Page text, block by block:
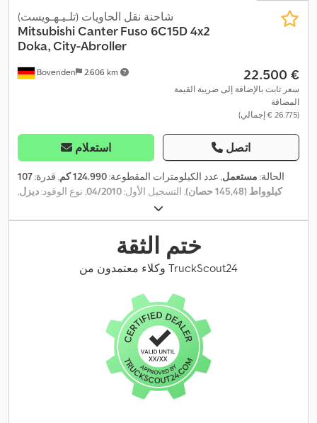
Bovenden 2.606 km
شاحنة نقل الحاويات (تلـيـهـويست)
MitsubishiCanter Fuso 6C15D 4x2
Doka, City-Abroller
‏22.500 €
سعر ثابت بالإضافة إلى ضريبة القيمة
المضافة
(‏26.775 € إجمالي)
استعلام اتصل
الحالة: مستعمل, عدد الكيلومترات المقطوعة:124.990 كم , قدرة:107
كيلوواط (145,48 حصان)
, التسجيل الأول:04/2010, نوع الوقود:ديزل,
, الوزن الأقصى للحمولة:
الإجمالي:6.500 كجم , مقاس الإطار: 215/75R16C , تكوين المحور:4x2,
, نوع التروس:
, عدد المقاعد: , معدات:توجيه معزز بالطاقة, سخان
التدفئة أثناء التوقف, ضوضاء منخفضة, كابينة, مصابيح أمامية إضافية,
ختم الثقة
وكلاء معتمدون من TruckScout24